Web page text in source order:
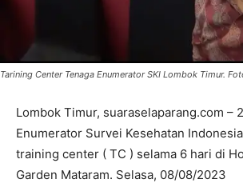
Tarining Center Tenaga Enumerator SKI Lombok Timur.
Lombok Timur, suaraselaparang.com –
Enumerator Survei Kesehatan
training center ( TC ) selama 6 hari di
Garden Mataram. Selasa, 08/08/2023